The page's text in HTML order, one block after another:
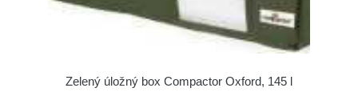
Zelený úložný box Compactor Oxford, 145 l